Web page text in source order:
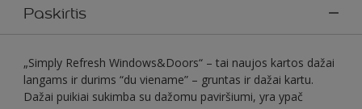
Paskirtis
„Simply Refresh Windows&Doors“ – tai naujos kartos dažai
langams ir durims “du viename” – gruntas ir dažai kartu.
Dažai puikiai sukimba su dažomu paviršiumi, yra ypač